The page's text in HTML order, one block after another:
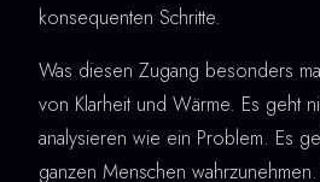
konsequenten Schritte.
Was diesen Zugang besonders
von Klarheit und Wärme. Es geht
analysieren wie ein Problem. Es
ganzen Menschen